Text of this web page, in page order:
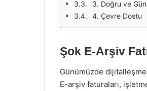
3. Doğru ve
4. Çevre Dostu
Şok E-Arşiv
Günümüzde
E-arşiv faturaları,